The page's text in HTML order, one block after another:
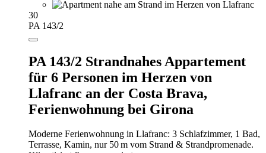
30
PA 143/2
PA 143/2 Strandnahes Appartement
für 6 Personen im Herzen von
Llafranc an der Costa Brava,
Ferienwohnung bei Girona
Moderne Ferienwohnung in Llafranc: 3 Schlafzimmer, 1 Bad,
Terrasse, Kamin, nur 50 m vom Strand & Strandpromenade.